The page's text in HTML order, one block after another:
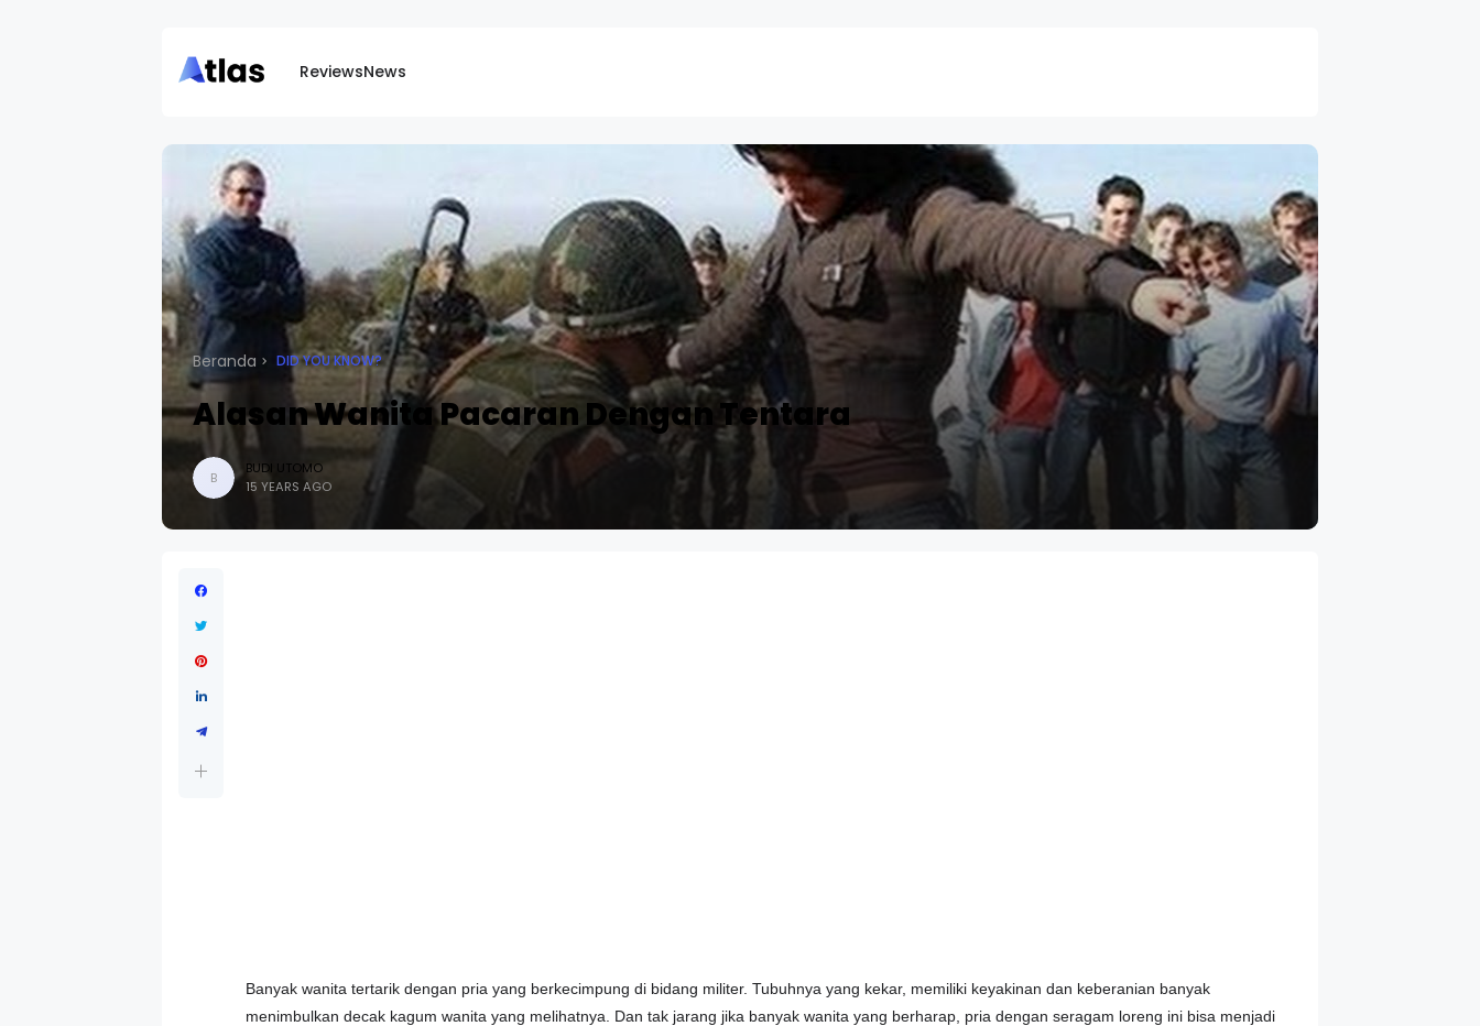
ReviewsNews
Beranda DID YOU KNOW?
Alasan Wanita Pacaran Dengan Tentara
B
BUDI UTOMO
15 YEARS AGO
Banyak wanita tertarik dengan pria yang berkecimpung di bidang militer. Tubuhnya yang kekar, memiliki keyakinan dan keberanian banyak
menimbulkan decak kagum wanita yang melihatnya. Dan tak jarang jika banyak wanita yang berharap, pria dengan seragam loreng ini bisa menjadi